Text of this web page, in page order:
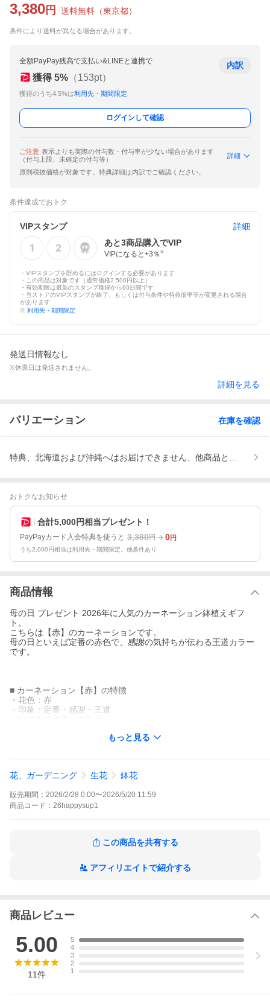
3,380 円 送料無料 （東京都）
条件により送料が異なる場合があります。
全額PayPay残高で支払い&LINEと連携で
獲得 5% （153pt）
獲得のうち4.5%は利用先・期間限定
内訳
ログインして確認
ご注意 表示よりも実際の付与数・付与率が少ない場合があります
（付与上限、未確定の付与等）
詳細
原則税抜価格が対象です。特典詳細は内訳でご確認ください。
条件達成でおトク
VIPスタンプ
詳細
あと3商品購入でVIP
VIPになると+3 ％ ※
・VIPスタンプを貯めるにはログインする必要があります
・この商品は対象です（通常価格2,500円以上）
・有効期限は最新のスタンプ獲得から60日間です
・当ストアのVIPスタンプが終了、もしくは付与条件や特典倍率等が変更される場合
があります
※ 利用先・期間限定
発送日情報なし
※休業日は発送されません。
詳細を見る
バリエーション 在庫を確認
特典、北海道および沖縄へはお届けできません、他商品との同時注
おトクなお知らせ
合計5,000円相当プレゼント！
PayPayカード入会特典を使うと 3,380円 0円
うち2,000円相当は利用先・期間限定。他条件あり
商品情報
母の日 プレゼント 2026年に人気のカーネーション鉢植えギフ
ト。
こちらは【赤】のカーネーションです。
母の日といえば定番の赤色で、感謝の気持ちが伝わる王道カラー
です。
■ カーネーション【赤】の特徴
・花色：赤
・印象：定番・感謝・王道
・選べる特典付き
き）
・四葉のクローバーの球根
・お届け期間：5月4日から10日（日付指定は承っておりません）
・掲載写真は満開時のイメージです。
・植物のため、花色・形・開花状況には個体差がございます。
●5月9日 午前11時59分まで
</font>
い。
配送が1日遅れる場合がございます。
<font size="+1">【まだ間に合う対応地域】
・関東（群馬・茨城・栃木を除く）
もっと見る
花、ガーデニング 生花 鉢花
販売期間： 2026/2/28 0:00〜2026/5/20 11:59
商品 コード： 26happysup1
この商品を共有する
アフィリエイトで紹介する
商品レビュー
5.00
11件
5
4
3
2
1